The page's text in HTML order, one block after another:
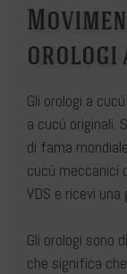
orologi
Gli orologi a
a cucú originali.
di fama
cucú meccanici
VDS e ricevi una
Gli orologi sono
che significa